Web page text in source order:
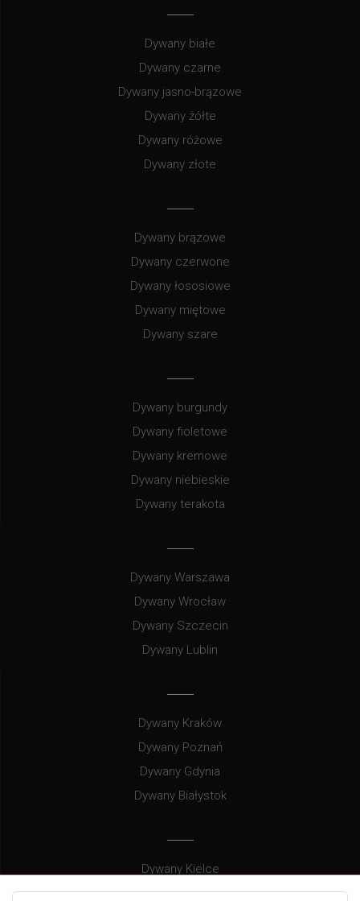
Dywany białe
Dywany czarne
Dywany jasno-brązowe
Dywany żółte
Dywany różowe
Dywany złote
Dywany brązowe
Dywany czerwone
Dywany łososiowe
Dywany miętowe
Dywany szare
Dywany burgundy
Dywany fioletowe
Dywany kremowe
Dywany niebieskie
Dywany terakota
Dywany Warszawa
Dywany Wrocław
Dywany Szczecin
Dywany Lublin
Dywany Kraków
Dywany Poznań
Dywany Gdynia
Dywany Białystok
Dywany Kielce
Dywany Gdańsk